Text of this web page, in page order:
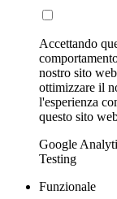
Accettando
nostro sito
ottimizzare il
l'esperienza
questo sito
Google
Testing
Funzionale